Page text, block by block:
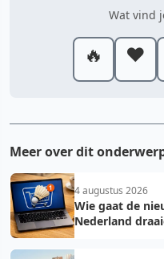
Wat vind
🔥 ❤️
Meer over dit
4 augustus 2026
Wie gaat de
Nederland